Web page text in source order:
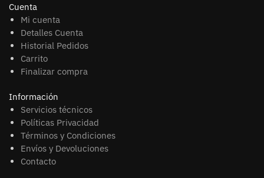
Cuenta
Mi cuenta
Detalles Cuenta
Historial Pedidos
Carrito
Finalizar compra
Información
Servicios técnicos
Políticas Privacidad
Términos y Condiciones
Envíos y Devoluciones
Contacto